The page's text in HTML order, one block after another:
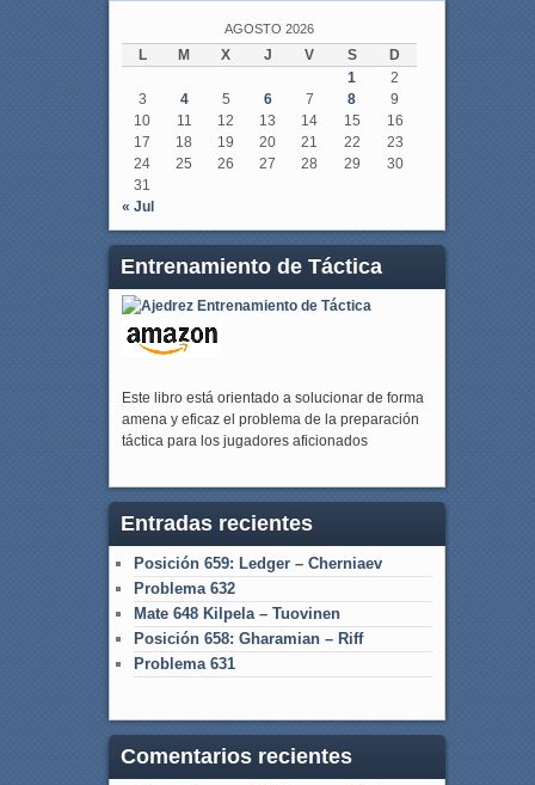
AGOSTO 2026
L M X J V S
D
1
2
3
4 5 6 7 8
9
10
11 12 13 14 15
16
17
18 19 20 21 22
23
24
25 26 27 28 29
30
31
« Jul
Entrenamiento de Táctica
Este libro está orientado a solucionar de forma
amena y eficaz el problema de la preparación
táctica para los jugadores aficionados
Entradas recientes
Posición 659: Ledger – Cherniaev
Problema 632
Mate 648 Kilpela – Tuovinen
Posición 658: Gharamian – Riff
Problema 631
Comentarios recientes